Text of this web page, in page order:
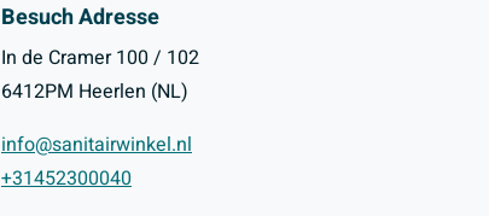
Besuch Adresse
In de Cramer 100 / 102
6412PM Heerlen (NL)
info@sanitairwinkel.nl
+31452300040